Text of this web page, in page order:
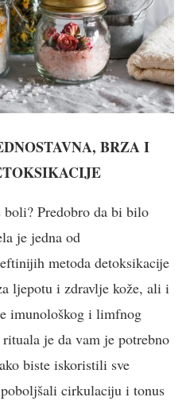
BRZA I
boli? Predobro da bi bilo
je jedna od
metoda detoksikacije
ljepotu i zdravlje kože, ali i
imunološkog i limfnog
je da vam je potrebno
biste iskoristili sve
cirkulaciju i tonus